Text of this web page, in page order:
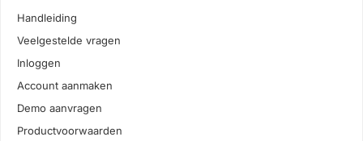
Handleiding
Veelgestelde vragen
Inloggen
Account aanmaken
Demo aanvragen
Productvoorwaarden